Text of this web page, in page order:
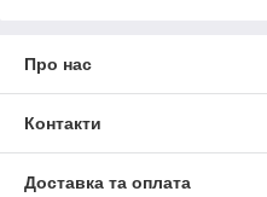
Про нас
Контакти
Доставка та оплата